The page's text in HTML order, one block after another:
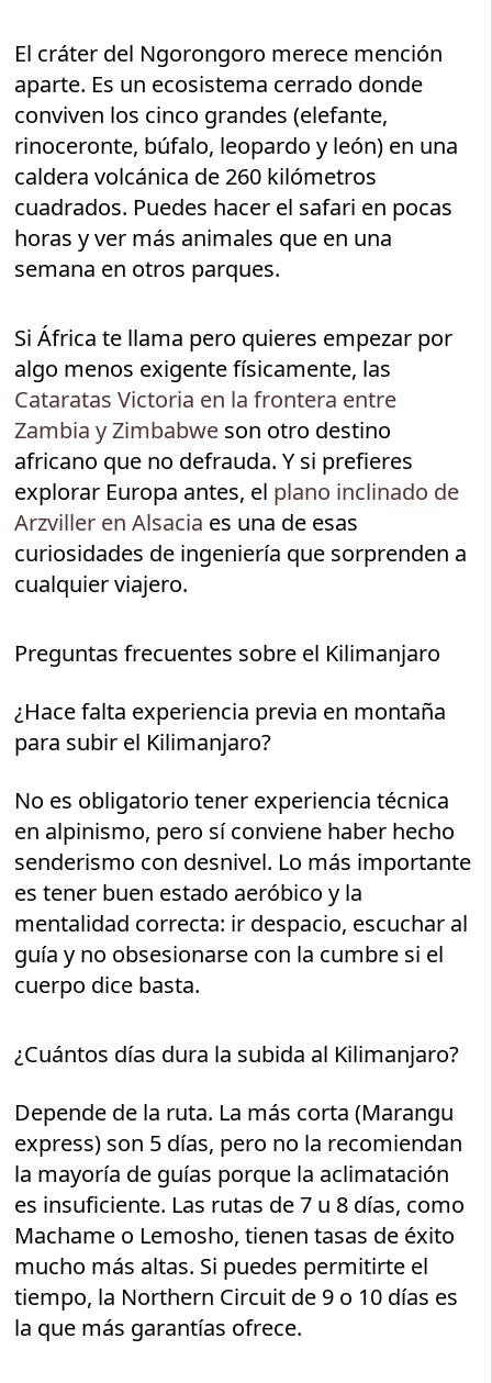
El cráter del Ngorongoro merece mención
aparte. Es un ecosistema cerrado donde
conviven los cinco grandes (elefante,
rinoceronte, búfalo, leopardo y león) en una
caldera volcánica de 260 kilómetros
cuadrados. Puedes hacer el safari en pocas
horas y ver más animales que en una
semana en otros parques.
Si África te llama pero quieres empezar por
algo menos exigente físicamente, las
Cataratas Victoria en la frontera entre
Zambia y Zimbabwe son otro destino
africano que no defrauda. Y si prefieres
explorar Europa antes, el plano inclinado de
Arzviller en Alsacia es una de esas
curiosidades de ingeniería que sorprenden a
cualquier viajero.
Preguntas frecuentes sobre el Kilimanjaro
¿Hace falta experiencia previa en montaña
para subir el Kilimanjaro?
No es obligatorio tener experiencia técnica
en alpinismo, pero sí conviene haber hecho
senderismo con desnivel. Lo más importante
es tener buen estado aeróbico y la
mentalidad correcta: ir despacio, escuchar al
guía y no obsesionarse con la cumbre si el
cuerpo dice basta.
¿Cuántos días dura la subida al Kilimanjaro?
Depende de la ruta. La más corta (Marangu
express) son 5 días, pero no la recomiendan
la mayoría de guías porque la aclimatación
es insuficiente. Las rutas de 7 u 8 días, como
Machame o Lemosho, tienen tasas de éxito
mucho más altas. Si puedes permitirte el
tiempo, la Northern Circuit de 9 o 10 días es
la que más garantías ofrece.